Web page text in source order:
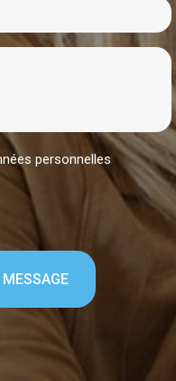
personnelles